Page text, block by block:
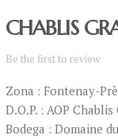
CHABLIS
Be the first to review
Zona : Fontenay-
D.O.P. : AOP
Bodega : Domaine